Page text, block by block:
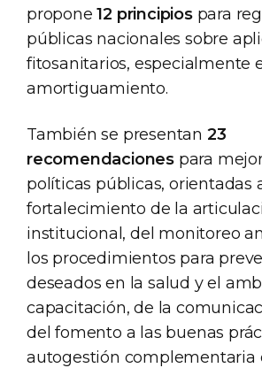
propone12 principiospara
públicas nacionales sobre
fitosanitarios, especialmente
amortiguamiento.
También se presentan 23
recomendaciones para
políticas públicas, orientadas
fortalecimiento de la
institucional, del monitoreo
los procedimientos para
deseados en la salud y el
capacitación, de la
del fomento a las buenas
autogestión complementaria